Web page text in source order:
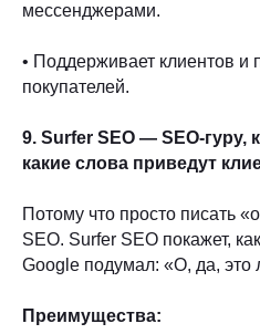
мессенджерами.
• Поддерживает клиентов и
покупателей.
9. Surfer SEO — SEO-гуру,
какие слова приведут
Потому что просто писать
SEO. Surfer SEO покажет,
Google подумал: «О, да, это
Преимущества: